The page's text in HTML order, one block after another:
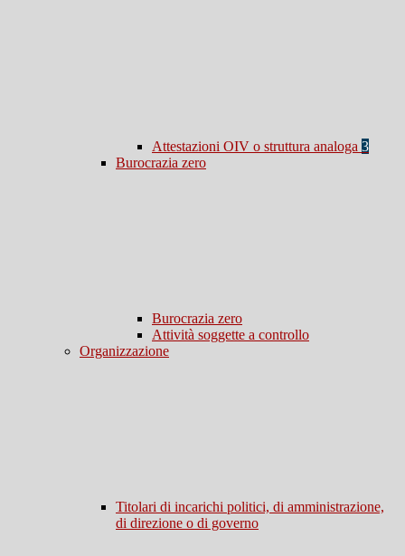
Attestazioni OIV o struttura analoga 3
Burocrazia zero
Burocrazia zero
Attività soggette a controllo
Organizzazione
Titolari di incarichi politici, di amministrazione,
di direzione o di governo